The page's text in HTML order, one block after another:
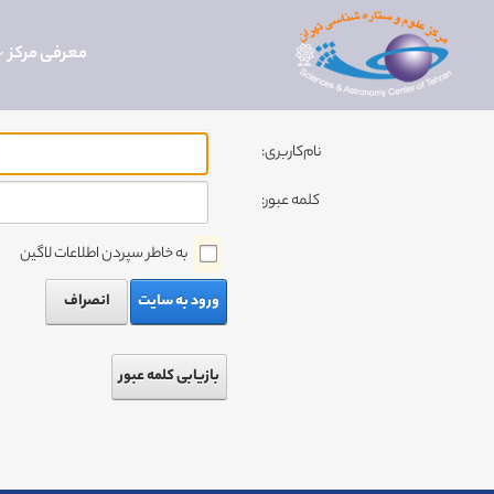
معرفی مرکز
نام‌کاربری:
کلمه عبور:
به خاطر سپردن اطلاعات لاگین
ورود به سایت
انصراف
بازیابی کلمه عبور